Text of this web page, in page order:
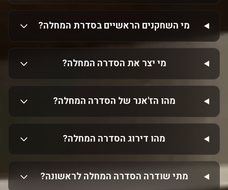
מי השחקנים הראשיים בסדרת המחלה?
מי יצר את הסדרה המחלה?
מהו הז'אנר של הסדרה המחלה?
מהו דירוג הסדרה המחלה?
מתי שודרה הסדרה המחלה לראשונה?